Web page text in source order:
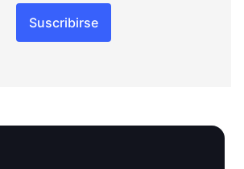
Suscribirse